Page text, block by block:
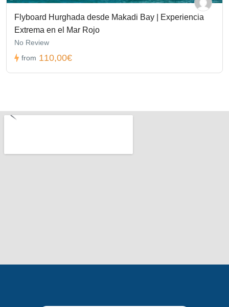
Flyboard Hurghada desde Makadi Bay | Experiencia
Extrema en el Mar Rojo
No Review
from 110,00€